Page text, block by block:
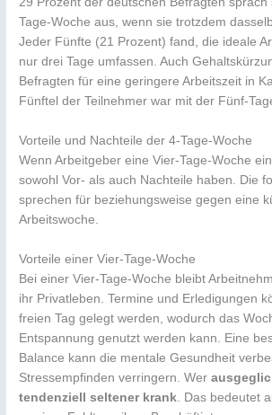
Tage-Woche aus, wenn sie trotzdem
Jeder Fünfte (21 Prozent) fand, die ideale
nur drei Tage umfassen. Auch
Befragten für eine geringere Arbeitszeit in
Fünftel der Teilnehmer war mit der Fünf-
Vorteile und Nachteile der 4-Tage-Woche
Wenn Arbeitgeber eine Vier-Tage-Woche
sowohl Vor- als auch Nachteile haben. Die
sprechen für beziehungsweise gegen eine
Arbeitswoche.
Vorteile einer Vier-Tage-Woche
Bei einer Vier-Tage-Woche bleibt
ihr Privatleben. Termine und Erledigungen
freien Tag gelegt werden, wodurch das
Entspannung genutzt werden kann. Eine
Balance kann die mentale Gesundheit
Stressempfinden verringern. Wer
tendenziell seltener krank. Das bedeutet